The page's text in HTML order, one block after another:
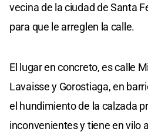
vecina de la ciudad de Santa
para que le arreglen la calle.
El lugar en concreto, es calle
Lavaisse y Gorostiaga, en
el hundimiento de la calzada
inconvenientes y tiene en vilo